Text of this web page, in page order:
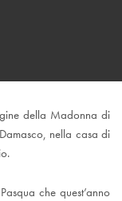
della Madonna di
nella casa di
che quest’anno